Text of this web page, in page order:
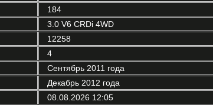
184
3.0 V6 CRDi 4WD
12258
4
Сентябрь 2011 года
Декабрь 2012 года
08.08.2026 12:05